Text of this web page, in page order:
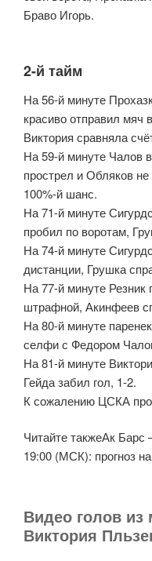
Браво Игорь.
2-й тайм
На 56-й минуте
красиво отправил мяч
Виктория сравняла
На 59-й минуте Чалов
прострел и Обляков
100%-й шанс.
На 71-й минуте
пробил по воротам,
На 74-й минуте
дистанции, Грушка
На 77-й минуте Резник
штрафной, Акинфеев
На 80-й минуте
селфи с Федором
На 81-й минуте
Гейда забил гол, 1-2.
К сожалению ЦСКА
Читайте такжеАк
19:00 (МСК): прогноз
Видео голов
Виктория